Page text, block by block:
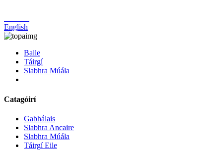
English
Baile
Táirgí
Slabhra Múála
Catagóirí
Gabhálais
Slabhra Ancaire
Slabhra Múála
Táirgí Eile